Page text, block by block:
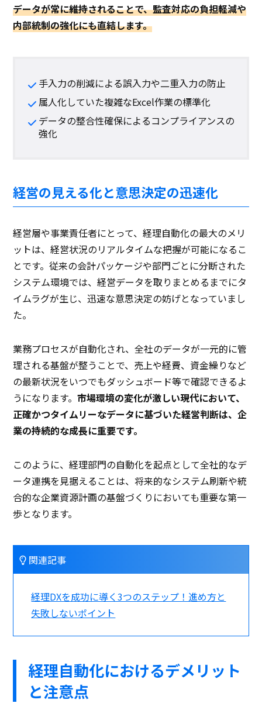
データが常に維持されることで、監査対応の負担軽減や
内部統制の強化にも直結します。
手入力の削減による誤入力や二重入力の防止
属人化していた複雑なExcel作業の標準化
データの整合性確保によるコンプライアンスの
強化
経営の見える化と意思決定の迅速化
経営層や事業責任者にとって、経理自動化の最大のメリ
ットは、経営状況のリアルタイムな把握が可能になるこ
とです。従来の会計パッケージや部門ごとに分断された
システム環境では、経営データを取りまとめるまでにタ
イムラグが生じ、迅速な意思決定の妨げとなっていまし
た。
業務プロセスが自動化され、全社のデータが一元的に管
理される基盤が整うことで、売上や経費、資金繰りなど
の最新状況をいつでもダッシュボード等で確認できるよ
うになります。市場環境の変化が激しい現代において、
正確かつタイムリーなデータに基づいた経営判断は、企
業の持続的な成長に重要です。
このように、経理部門の自動化を起点として全社的なデ
ータ連携を見据えることは、将来的なシステム刷新や統
合的な企業資源計画の基盤づくりにおいても重要な第一
歩となります。
関連記事
経理DXを成功に導く3つのステップ！進め方と
失敗しないポイント
経理自動化におけるデメリット
と注意点